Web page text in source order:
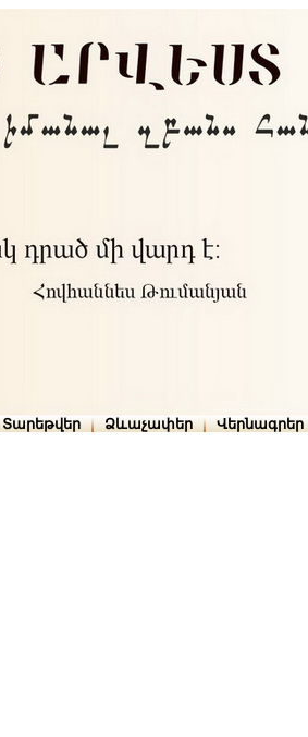
Տարեթվեր Ձևաչափեր Վերնագրեր